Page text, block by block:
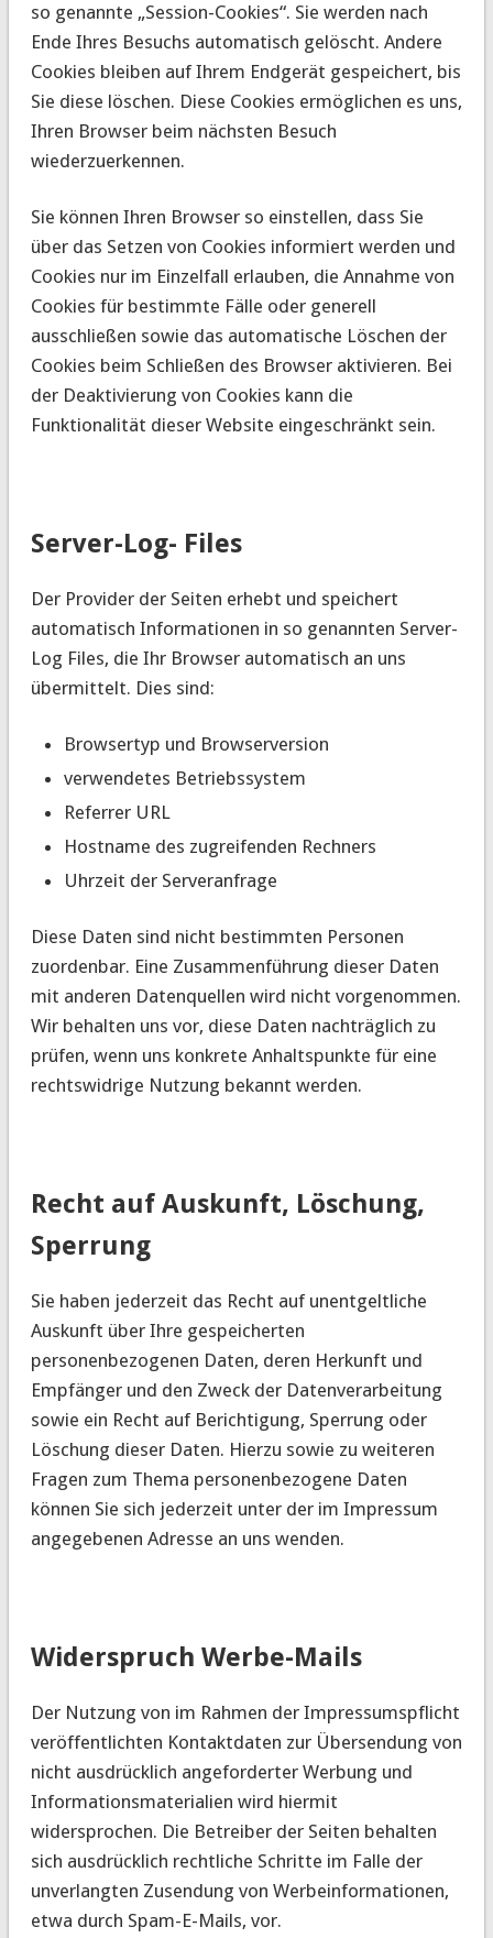
so genannte „Session-Cookies“. Sie werden nach
Ende Ihres Besuchs automatisch gelöscht. Andere
Cookies bleiben auf Ihrem Endgerät gespeichert, bis
Sie diese löschen. Diese Cookies ermöglichen es uns,
Ihren Browser beim nächsten Besuch
wiederzuerkennen.
Sie können Ihren Browser so einstellen, dass Sie
über das Setzen von Cookies informiert werden und
Cookies nur im Einzelfall erlauben, die Annahme von
Cookies für bestimmte Fälle oder generell
ausschließen sowie das automatische Löschen der
Cookies beim Schließen des Browser aktivieren. Bei
der Deaktivierung von Cookies kann die
Funktionalität dieser Website eingeschränkt sein.
Server-Log- Files
Der Provider der Seiten erhebt und speichert
automatisch Informationen in so genannten Server-
Log Files, die Ihr Browser automatisch an uns
übermittelt. Dies sind:
Browsertyp und Browserversion
verwendetes Betriebssystem
Referrer URL
Hostname des zugreifenden Rechners
Uhrzeit der Serveranfrage
Diese Daten sind nicht bestimmten Personen
zuordenbar. Eine Zusammenführung dieser Daten
mit anderen Datenquellen wird nicht vorgenommen.
Wir behalten uns vor, diese Daten nachträglich zu
prüfen, wenn uns konkrete Anhaltspunkte für eine
rechtswidrige Nutzung bekannt werden.
Recht auf Auskunft, Löschung,
Sperrung
Sie haben jederzeit das Recht auf unentgeltliche
Auskunft über Ihre gespeicherten
personenbezogenen Daten, deren Herkunft und
Empfänger und den Zweck der Datenverarbeitung
sowie ein Recht auf Berichtigung, Sperrung oder
Löschung dieser Daten. Hierzu sowie zu weiteren
Fragen zum Thema personenbezogene Daten
können Sie sich jederzeit unter der im Impressum
angegebenen Adresse an uns wenden.
Widerspruch Werbe-Mails
Der Nutzung von im Rahmen der Impressumspflicht
veröffentlichten Kontaktdaten zur Übersendung von
nicht ausdrücklich angeforderter Werbung und
Informationsmaterialien wird hiermit
widersprochen. Die Betreiber der Seiten behalten
sich ausdrücklich rechtliche Schritte im Falle der
unverlangten Zusendung von Werbeinformationen,
etwa durch Spam-E-Mails, vor.